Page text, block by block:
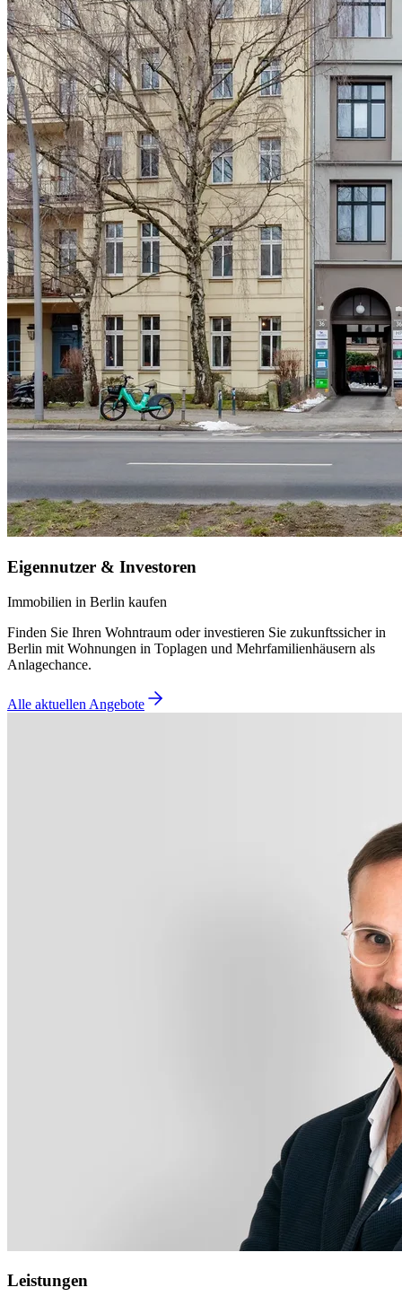
Eigennutzer & Investoren
Immobilien in Berlin kaufen
Finden Sie Ihren Wohntraum oder investieren Sie zukunftssicher in
Berlin mit Wohnungen in Toplagen und Mehrfamilienhäusern als
Anlagechance.
Alle aktuellen Angebote
Leistungen